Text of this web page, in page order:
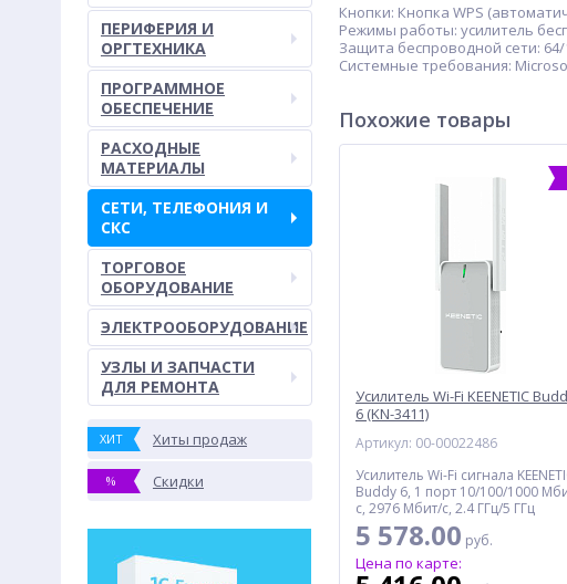
ПЕРИФЕРИЯ И
ОРГТЕХНИКА
ПРОГРАММНОЕ
ОБЕСПЕЧЕНИЕ
РАСХОДНЫЕ
МАТЕРИАЛЫ
СЕТИ, ТЕЛЕФОНИЯ И
СКС
ТОРГОВОЕ
ОБОРУДОВАНИЕ
ЭЛЕКТРООБОРУДОВАНИЕ
УЗЛЫ И ЗАПЧАСТИ
ДЛЯ РЕМОНТА
ХИТ Хиты продаж
% Скидки
Кнопки: Кнопка WPS
Режимы работы: усилитель
Защита беспроводной сети: 64/
Системные требования:
Похожие товары
Усилитель Wi-Fi KEENETIC
6 (KN-3411)
Артикул: 00-00022486
Усилитель Wi-Fi сигнала
Buddy 6, 1 порт 10/100/1000
с, 2976 Мбит/с, 2.4 ГГц/5 ГГц
5 578.00 руб.
Цена по карте: